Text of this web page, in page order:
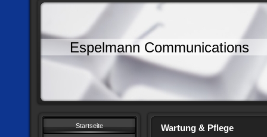
Espelmann Communications
Startseite Wartung & Pflege